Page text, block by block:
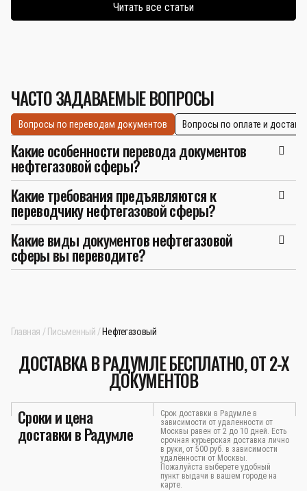
Читать все статьи
ЧАСТО ЗАДАВАЕМЫЕ ВОПРОСЫ
Вопросы по переводам документов Вопросы по оплате и
Какие особенности перевода документов
нефтегазовой сферы?
Какие требования предъявляются к
переводчику нефтегазовой сферы?
Какие виды документов нефтегазовой
сферы вы переводите?
Главная Письменный Нефтегазовый
ДОСТАВКА В РАДУМЛЕ БЕСПЛАТНО, ОТ 2-Х
ДОКУМЕНТОВ
Сроки и цена
доставки в Радумле
Срок доставки в Радумле в
зависимости от удаленности от
Москвы равен от 2 до 10 дней. Есть
срочная курьерская доставка лично
в руки, от 500 руб. в зависимости
удалённости от Москвы.
Пожалуйста выберете удобный
пункт выдачи в вашем городе на
карте.